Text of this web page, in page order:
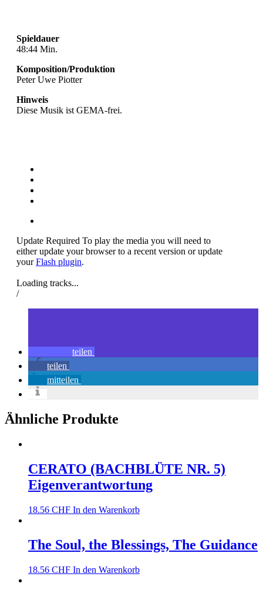
Spieldauer
48:44 Min.
Komposition/Produktion
Peter Uwe Piotter
Hinweis
Diese Musik ist GEMA-frei.
Update Required To play the media you will need to
either update your browser to a recent version or update
yourFlash plugin.
Loading tracks...
/
teilen
teilen
mitteilen
Ähnliche Produkte
CERATO (BACHBLÜTE NR. 5)
Eigenverantwortung
18.56 CHF In den Warenkorb
The Soul, the Blessings, The Guidance
18.56 CHF In den Warenkorb